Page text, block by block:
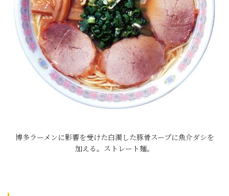
博多ラーメンに影響を受けた白濁した豚骨スープに魚介ダシを
加える。ストレート麺。